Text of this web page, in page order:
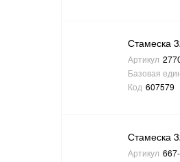
Стамеска
Артикул
Базовая
Код 607579
Стамеска
Артикул